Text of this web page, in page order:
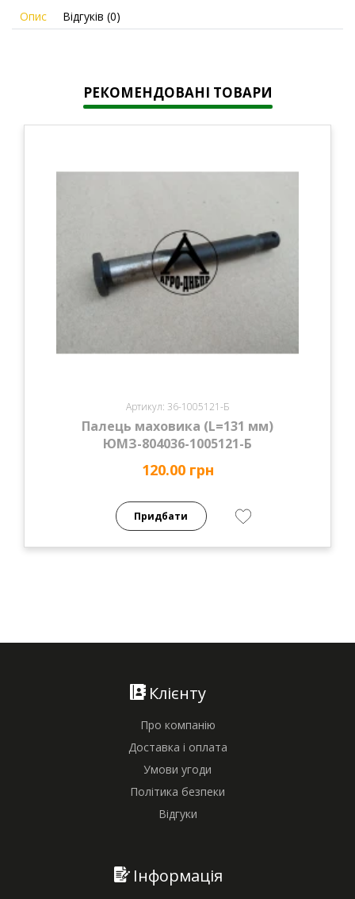
Опис Відгуків (0)
РЕКОМЕНДОВАНІ ТОВАРИ
Артикул: 36-1005121-Б
Палець маховика (L=131 мм)
ЮМЗ-804036-1005121-Б
120.00 грн
Придбати
Клієнту
Про компанію
Доставка і оплата
Умови угоди
Політика безпеки
Відгуки
Інформація